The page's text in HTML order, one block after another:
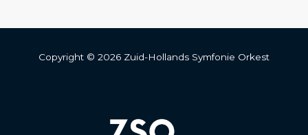
Copyright © 2026 Zuid-Hollands Symfonie Orkest